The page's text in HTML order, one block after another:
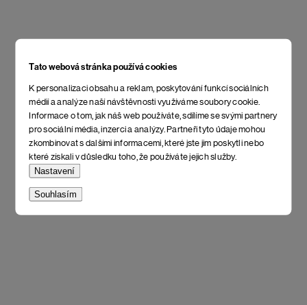
Tato webová stránka používá cookies
K personalizaci obsahu a reklam, poskytování funkcí sociálních
médií a analýze naší návštěvnosti využíváme soubory cookie.
Informace o tom, jak náš web používáte, sdílíme se svými partnery
pro sociální média, inzerci a analýzy. Partneři tyto údaje mohou
zkombinovat s dalšími informacemi, které jste jim poskytli nebo
které získali v důsledku toho, že používáte jejich služby.
Nastavení
Souhlasím